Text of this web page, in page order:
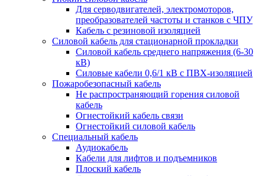
Для серводвигателей, электромоторов,
преобразователей частоты и станков с ЧПУ
Кабель с резиновой изоляцией
Силовой кабель для стационарной прокладки
Силовой кабель среднего напряжения (6-30
кВ)
Силовые кабели 0,6/1 кВ с ПВХ-изоляцией
Пожаробезопасный кабель
Не распространяющий горения силовой
кабель
Огнестойкий кабель связи
Огнестойкий силовой кабель
Специальный кабель
Аудиокабель
Кабели для лифтов и подъемников
Плоский кабель